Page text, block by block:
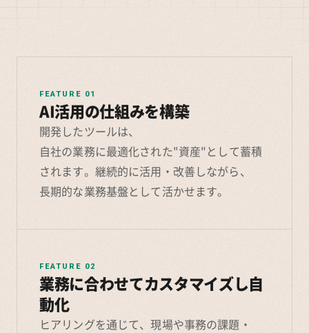
FEATURE 01
AI活用の仕組みを構築
開発したツールは、
自社の業務に最適化された"資産"として蓄積
されます。継続的に活用・改善しながら、
長期的な業務基盤として活かせます。
FEATURE 02
業務に合わせてカスタマイズし自
動化
ヒアリングを通じて、現場や事務の課題・